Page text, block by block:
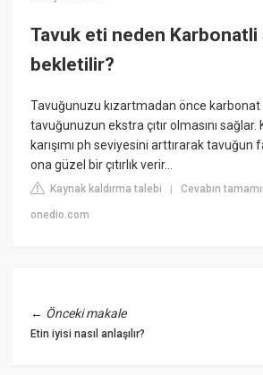
Tavuk eti neden Karbonatli
bekletilir?
Tavuğunuzu kızartmadan önce karbonat
tavuğunuzun ekstra çıtır olmasını
karışımı ph seviyesini arttırarak tavuğun
ona güzel bir çıtırlık verir...
Kaynak kaldırma talebi |Cevabın
onedio.com
← Önceki makale
Etin iyisi nasıl anlaşılır?